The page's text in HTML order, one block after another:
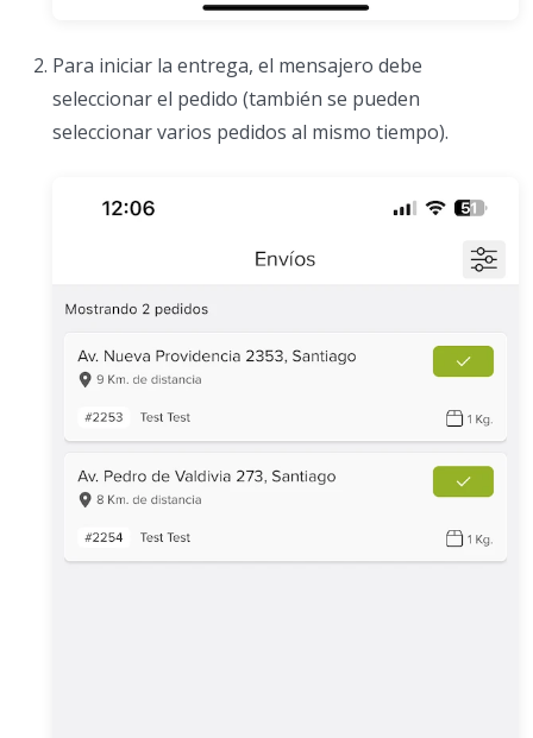
Para iniciar la entrega, el mensajero debe
seleccionar el pedido (también se pueden
seleccionar varios pedidos al mismo tiempo).